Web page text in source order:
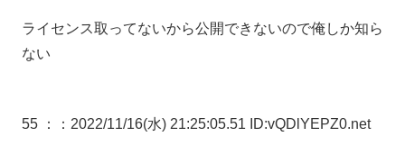
ライセンス取ってないから公開できないので俺しか知ら
ない
55 ： ：2022/11/16(水) 21:25:05.51 ID:vQDlYEPZ0.net